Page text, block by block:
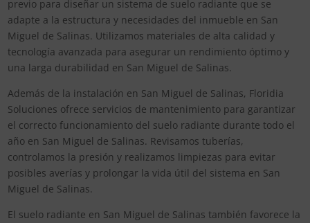
previo para diseñar un sistema de suelo radiante que se
adapte a la estructura y necesidades del inmueble en San
Miguel de Salinas. Utilizamos materiales de alta calidad y
tecnología avanzada para asegurar un rendimiento óptimo y
una larga durabilidad en San Miguel de Salinas.
Además de la instalación en San Miguel de Salinas, Floridia
Soluciones ofrece servicios de mantenimiento para garantizar
el correcto funcionamiento del suelo radiante durante todo el
año en San Miguel de Salinas. Revisamos tuberías,
controlamos la presión y realizamos limpiezas para evitar
posibles averías y prolongar la vida útil del sistema en San
Miguel de Salinas.
El suelo radiante en San Miguel de Salinas también favorece la